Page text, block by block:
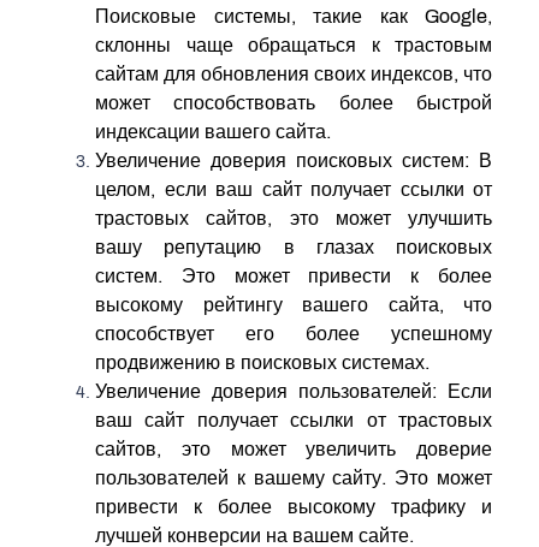
Поисковые системы, такие как Google,
склонны чаще обращаться к трастовым
сайтам для обновления своих индексов, что
может способствовать более быстрой
индексации вашего сайта.
Увеличение доверия поисковых систем: В
целом, если ваш сайт получает ссылки от
трастовых сайтов, это может улучшить
вашу репутацию в глазах поисковых
систем. Это может привести к более
высокому рейтингу вашего сайта, что
способствует его более успешному
продвижению в поисковых системах.
Увеличение доверия пользователей: Если
ваш сайт получает ссылки от трастовых
сайтов, это может увеличить доверие
пользователей к вашему сайту. Это может
привести к более высокому трафику и
лучшей конверсии на вашем сайте.